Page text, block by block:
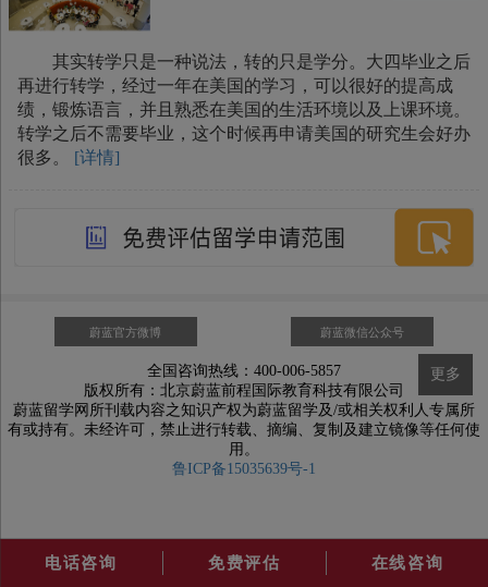
其实转学只是一种说法，转的只是学分。大四毕业之后
再进行转学，经过一年在美国的学习，可以很好的提高成
绩，锻炼语言，并且熟悉在美国的生活环境以及上课环境。
转学之后不需要毕业，这个时候再申请美国的研究生会好办
很多。 [详情]
电话咨询 免费评估 在线咨询
更多
蔚蓝官方微博 蔚蓝微信公众号
全国咨询热线：400-006-5857
版权所有：北京蔚蓝前程国际教育科技有限公司
蔚蓝留学网所刊载内容之知识产权为蔚蓝留学及/或相关权利人专属所
有或持有。未经许可，禁止进行转载、摘编、复制及建立镜像等任何使
用。
鲁ICP备15035639号-1